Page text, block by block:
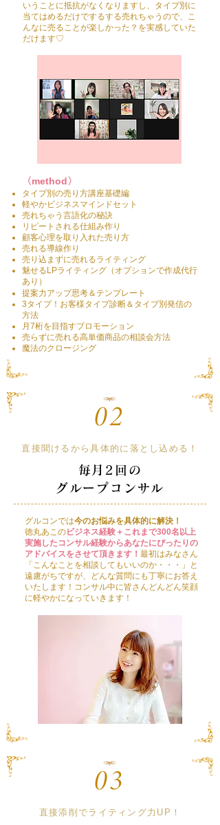
いうことに抵抗がなくなりますし、タイプ別に
当てはめるだけでするする売れちゃうので、こ
んなに売ることが楽しかった？を実感していた
だけます♡
​〈method〉
タイプ別の売り方講座基礎編
軽やかビジネスマインドセット
売れちゃう言語化の秘訣
リピートされる仕組み作り
​顧客心理を取り入れた売り方
売れる導線作り
売り込まずに売れるライティング
魅せるLPライティング（オプションで作成代行
あり）
提案力アップ思考＆テンプレート
​3タイプ！お客様タイプ診断＆タイプ別発信の
方法
月7桁を目指すプロモーション
売らずに売れる高単価商品の相談会方法
魔法のクロージング
直接聞けるから具体的に落とし込める！
毎月2回の
グループコンサル
グルコンでは今のお悩みを具体的に解決！
徳丸あこのビジネス経験＋これまで300名以上
実施したコンサル経験からあなたにぴったりの
アドバイスをさせて頂きます！ 最初はみなさん
「こんなことを相談してもいいのか・・・」と
遠慮がちですが、どんな質問にも丁寧にお答え
いたします！コンサル中に皆さんどんどん笑顔
に軽やかになっていきます！
直接添削でライティング力UP！